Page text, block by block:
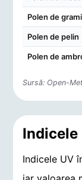
Polen de
Polen de pelin
Polen de
Sursă: Open-
Indicele
Indicele UV